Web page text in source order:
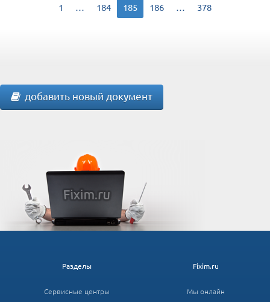
1 … 184 185 186 … 378
добавить новый документ
Fixim.ru
Мы онлайн
Разделы
Сервисные центры